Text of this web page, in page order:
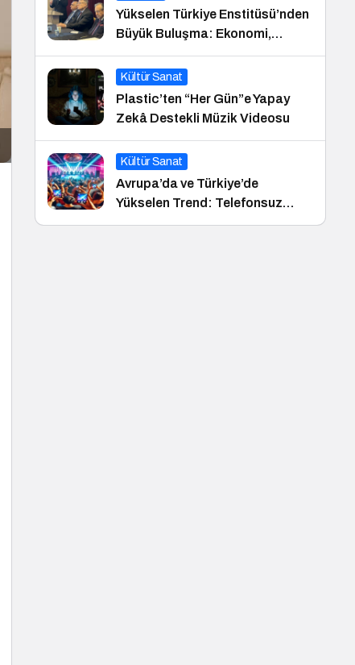
Yükselen Türkiye Enstitüsü’nden
Büyük Buluşma: Ekonomi,
Güvenlik Politikaları ve Hukuk
Konferansı
Kültür Sanat
Plastic’ten “Her Gün”e Yapay
Zekâ Destekli Müzik Videosu
Kültür Sanat
Avrupa’da ve Türkiye’de
Yükselen Trend: Telefonsuz
Gece Kulüpleri